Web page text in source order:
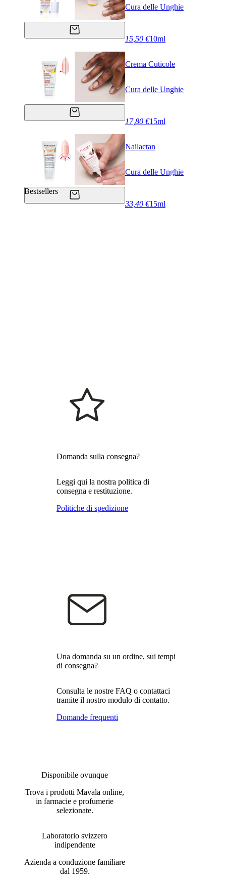
Cura delle Unghie
15,50 €10ml
Crema Cuticole
Cura delle Unghie
17,80 €15ml
Bestsellers
Nailactan
Cura delle Unghie
33,40 €15ml
Domanda sulla consegna?
Leggi qui la nostra politica di
consegna e restituzione.
Politiche di spedizione
Una domanda su un ordine, sui tempi
di consegna?
Consulta le nostre FAQ o contattaci
tramite il nostro modulo di contatto.
Domande frequenti
Disponibile ovunque
Trova i prodotti Mavala online,
in farmacie e profumerie
selezionate.
Laboratorio svizzero
indipendente
Azienda a conduzione familiare
dal 1959.